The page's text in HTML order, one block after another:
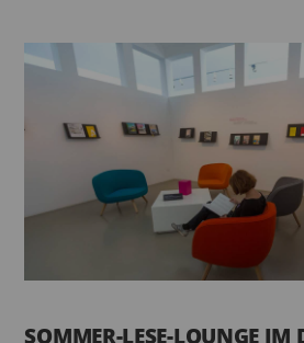
SOMMER-LESE-LOUNGE IM